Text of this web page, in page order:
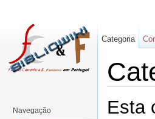
Esta
Categoria
Navegação